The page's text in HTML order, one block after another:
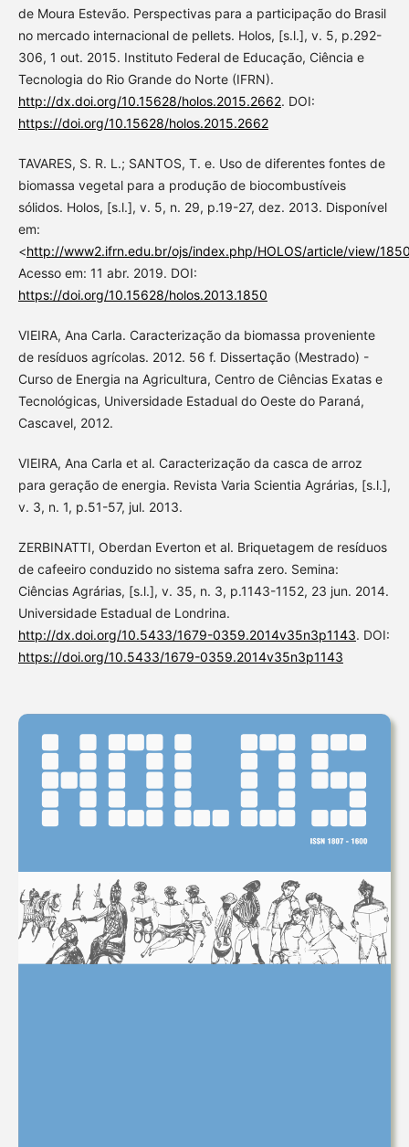
de Moura Estevão. Perspectivas para a participação do Brasil
no mercado internacional de pellets. Holos, [s.l.], v. 5, p.292-
306, 1 out. 2015. Instituto Federal de Educação, Ciência e
Tecnologia do Rio Grande do Norte (IFRN).
http://dx.doi.org/10.15628/holos.2015.2662. DOI:
https://doi.org/10.15628/holos.2015.2662
TAVARES, S. R. L.; SANTOS, T. e. Uso de diferentes fontes de
biomassa vegetal para a produção de biocombustíveis
sólidos. Holos, [s.l.], v. 5, n. 29, p.19-27, dez. 2013. Disponível
em:
<http://www2.ifrn.edu.br/ojs/index.php/HOLOS/article/view/
Acesso em: 11 abr. 2019. DOI:
https://doi.org/10.15628/holos.2013.1850
VIEIRA, Ana Carla. Caracterização da biomassa proveniente
de resíduos agrícolas. 2012. 56 f. Dissertação (Mestrado) -
Curso de Energia na Agricultura, Centro de Ciências Exatas e
Tecnológicas, Universidade Estadual do Oeste do Paraná,
Cascavel, 2012.
VIEIRA, Ana Carla et al. Caracterização da casca de arroz
para geração de energia. Revista Varia Scientia Agrárias, [s.l.],
v. 3, n. 1, p.51-57, jul. 2013.
ZERBINATTI, Oberdan Everton et al. Briquetagem de resíduos
de cafeeiro conduzido no sistema safra zero. Semina:
Ciências Agrárias, [s.l.], v. 35, n. 3, p.1143-1152, 23 jun. 2014.
Universidade Estadual de Londrina.
http://dx.doi.org/10.5433/1679-0359.2014v35n3p1143. DOI:
https://doi.org/10.5433/1679-0359.2014v35n3p1143